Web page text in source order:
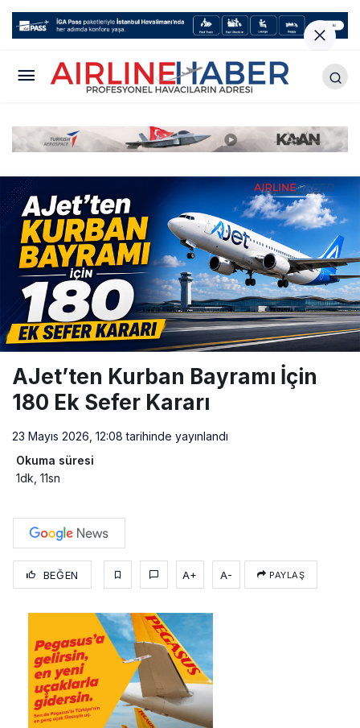
AJet’ten Kurban Bayramı İçin
180 Ek Sefer Kararı
23 Mayıs 2026, 12:08 tarihinde yayınlandı
Okuma süresi
1dk, 11sn
BEĞEN A+ A- PAYLAŞ